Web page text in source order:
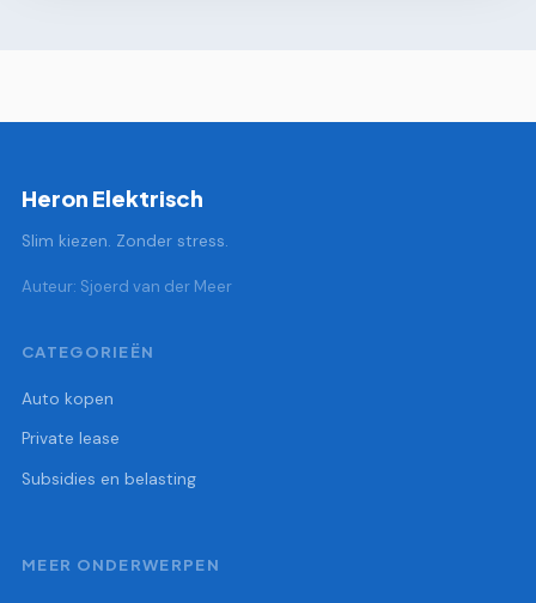
Heron Elektrisch
Slim kiezen. Zonder stress.
Auteur: Sjoerd van der Meer
CATEGORIEËN
Auto kopen
Private lease
Subsidies en belasting
MEER ONDERWERPEN